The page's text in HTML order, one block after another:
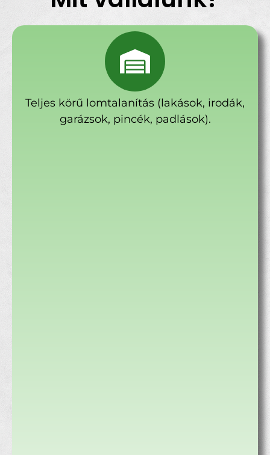
Teljes körű lomtalanítás (lakások, irodák,
garázsok, pincék, padlások).